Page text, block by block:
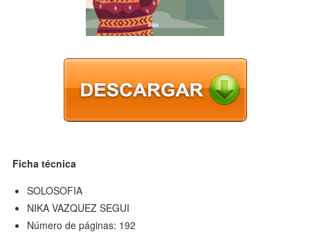
Ficha técnica
SOLOSOFIA
NIKA VAZQUEZ SEGUI
Número de páginas: 192